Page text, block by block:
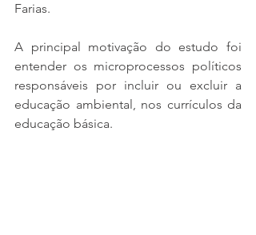
Farias.
A principal motivação do estudo foi
entender os microprocessos políticos
responsáveis por incluir ou excluir a
educação ambiental, nos currículos da
educação básica.